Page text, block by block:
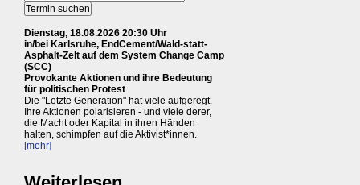
Dienstag, 18.08.2026 20:30 Uhr
in/bei Karlsruhe, EndCement/Wald-statt-
Asphalt-Zelt auf dem System Change Camp
(SCC)
Provokante Aktionen und ihre Bedeutung
für politischen Protest
Die "Letzte Generation" hat viele aufgeregt.
Ihre Aktionen polarisieren - und viele derer,
die Macht oder Kapital in ihren Händen
halten, schimpfen auf die Aktivist*innen.
[mehr]